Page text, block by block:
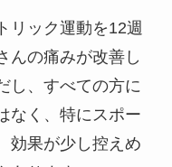
リック運動を12週
んの痛みが改善し
し、すべての方に
なく、特にスポー
効果が少し控えめ